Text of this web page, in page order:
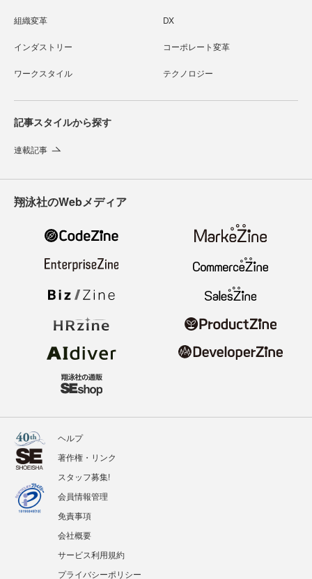
組織変革 DX
インダストリー コーポレート変革
ワークスタイル テクノロジー
記事スタイルから探す
連載記事
翔泳社のWebメディア
ヘルプ
著作権・リンク
スタッフ募集!
会員情報管理
免責事項
会社概要
サービス利用規約
プライバシーポリシー